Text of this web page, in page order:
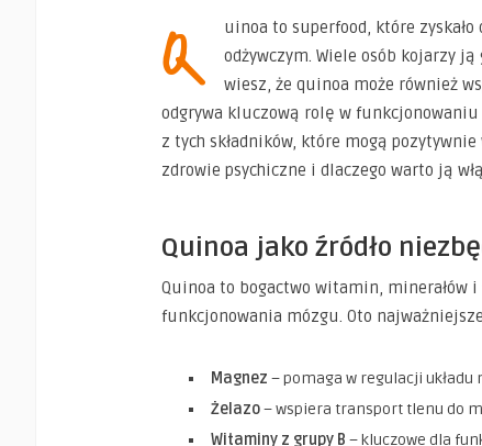
Q
uinoa to superfood, które
odżywczym. Wiele osób kojarzy
wiesz, że quinoa może również
odgrywa kluczową rolę w
z tych składników, które mogą pozytywnie
zdrowie psychiczne i dlaczego warto ją
Quinoa jako źródło
Quinoa to bogactwo witamin, minerałów
funkcjonowania mózgu. Oto
Magnez – pomaga w regulacji
Żelazo– wspiera transport tlenu do
Witaminy z grupy B – kluczowe dla